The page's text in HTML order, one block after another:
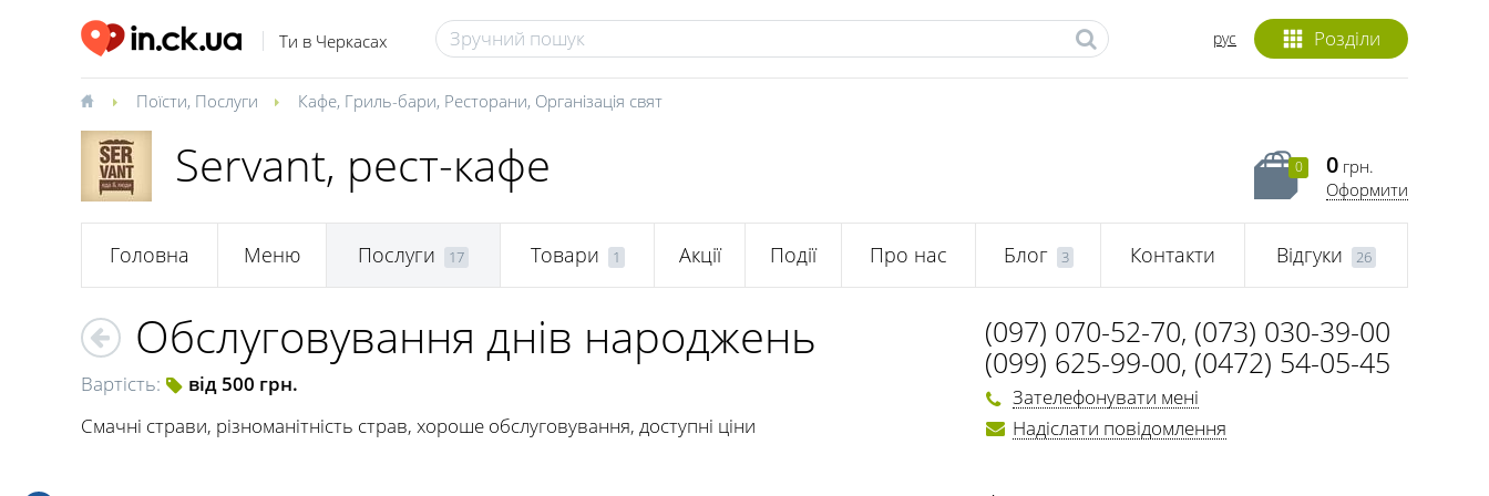
Ти в Черкасах Розділи
рус
Поїсти, Послуги Кафе, Гриль-бари, Ресторани, Організація свят
Servant, рест-кафе 0 0 грн.
Оформити
Головна Меню Послуги 17 Товари 1 Акції Події Про нас Блог 3 Контакти Відгуки 26
Обслуговування днів народжень
Вартість:
від 500 грн.
Смачні страви, різноманітність страв, хороше обслуговування, доступні ціни
(097) 070-52-70, (073) 030-39-00
(099) 625-99-00, (0472) 54-05-45
Зателефонувати мені
Надіслати повідомлення